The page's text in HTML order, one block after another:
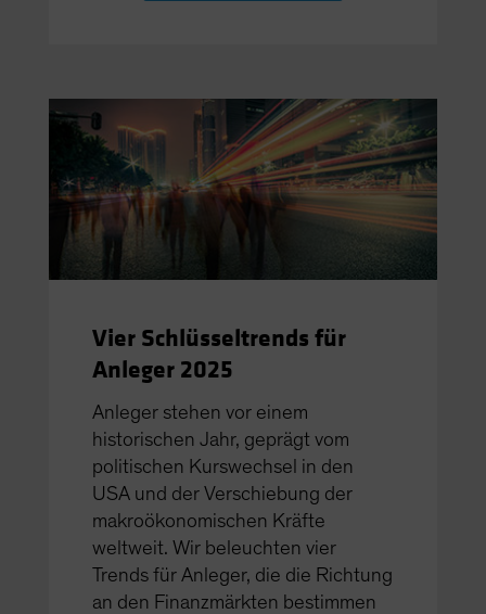
Vier Schlüsseltrends für
Anleger 2025
Anleger stehen vor einem
historischen Jahr, geprägt vom
politischen Kurswechsel in den
USA und der Verschiebung der
makroökonomischen Kräfte
weltweit. Wir beleuchten vier
Trends für Anleger, die die Richtung
an den Finanzmärkten bestimmen